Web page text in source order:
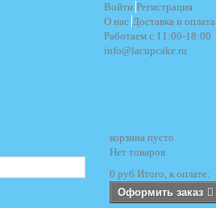
Войти Регистрация
О нас Доставка и оплата
Работаем с 11:00-18:00
info@lacupcake.ru
корзина пусто
Нет товаров
0 руб Итого, к оплате:
Оформить заказ